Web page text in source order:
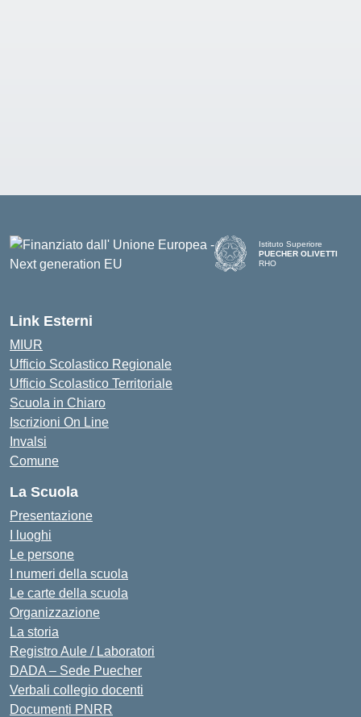
Istituto Superiore
PUECHER OLIVETTI
RHO
Link Esterni
MIUR
Ufficio Scolastico Regionale
Ufficio Scolastico Territoriale
Scuola in Chiaro
Iscrizioni On Line
Invalsi
Comune
La Scuola
Presentazione
I luoghi
Le persone
I numeri della scuola
Le carte della scuola
Organizzazione
La storia
Registro Aule / Laboratori
DADA – Sede Puecher
Verbali collegio docenti
Documenti PNRR